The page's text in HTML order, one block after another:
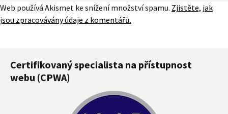
Web používá Akismet ke snížení množství spamu. Zjistěte, jak
jsou zpracovávány údaje z komentářů.
Certifikovaný specialista na přístupnost
webu (CPWA)